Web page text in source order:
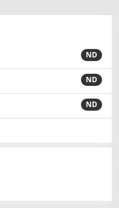
ND
ND
ND